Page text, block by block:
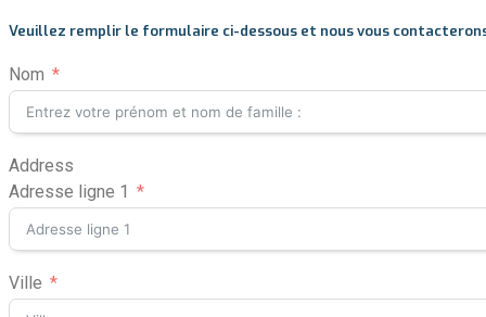
L-5460
LX4020
M5-091
M6-101
M105X
M9000
M108X
M135X
M-7060
5060E
NX5510
CT5545
CT5555
Veuillez remplir le formulaire ci-dessous et nous vous
Nom
Address
Adresse ligne 1
Ville